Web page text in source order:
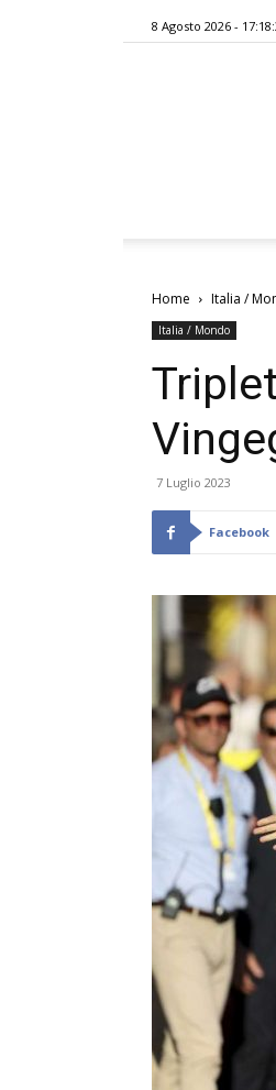
8 Agosto 2026 -
Home Italia /
Italia / Mondo
7 Luglio 2023
Facebook